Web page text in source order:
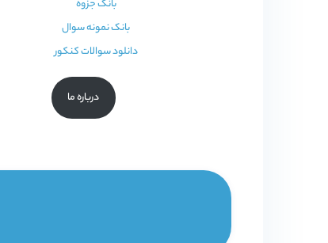
بانک جزوه
بانک نمونه سوال
دانلود سوالات کنکور
درباره ما